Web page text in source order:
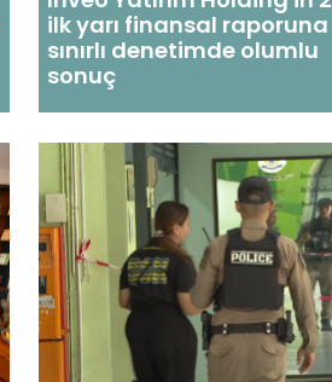
ilk yarı finansal raporuna
sınırlı denetimde olumlu
sonuç